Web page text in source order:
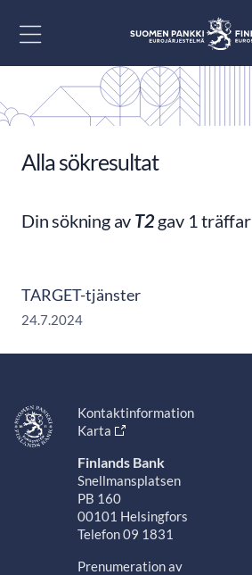
Alla sökresultat
Din sökning av T2gav 1 träffar
TARGET-tjänster
24.7.2024
Kontaktinformation
Karta
Finlands Bank
Snellmansplatsen
PB 160
00101 Helsingfors
Telefon 09 1831
Prenumeration av